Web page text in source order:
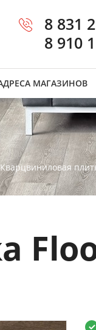
8 831
8 910
МАГАЗИНОВ
Кварцвиниловая